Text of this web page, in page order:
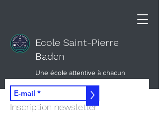
Ecole Saint-Pierre
Baden
Une école attentive à chacun
>
Inscription newsletter